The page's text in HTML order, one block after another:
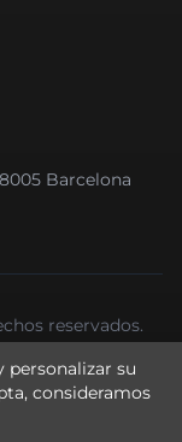
Barcelona
reservados.
Aviso Legal
personalizar su
, consideramos